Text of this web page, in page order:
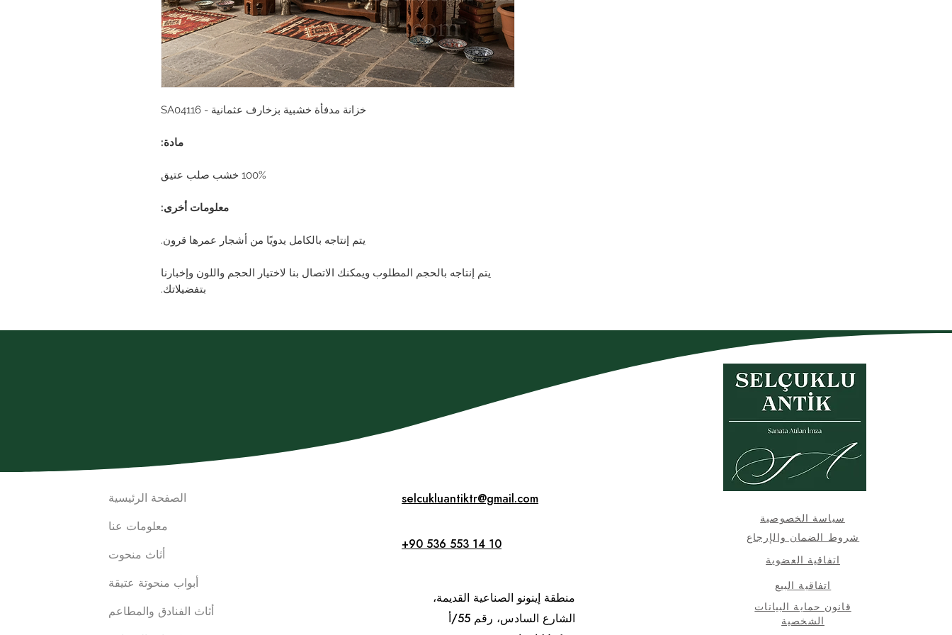
خزانة مدفأة خشبية بزخارف عثمانية - SA04116
مادة:
100% خشب صلب عتيق
معلومات أخرى:
يتم إنتاجه بالكامل يدويًا من أشجار عمرها قرون.
يتم إنتاجه بالحجم المطلوب ويمكنك الاتصال بنا لاختيار الحجم واللون وإخبارنا
بتفضيلاتك.
الصفحة الرئيسية
معلومات عنا
أثاث منحوت
أبواب منحوتة عتيقة
أثاث الفنادق والمطاعم
selcukluantiktr@gmail.com
+90 536 553 14 10
منطقة إينونو الصناعية القديمة،
الشارع السادس، رقم 55/أ
سياسة الخصوصية
شروط الضمان والإرجاع
اتفاقية العضوية
اتفاقية البيع
قانون حماية البيانات
الشخصية